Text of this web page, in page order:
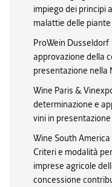
impiego dei principi
malattie delle
ProWein
approvazione della
presentazione nella
Wine Paris &
determinazione e
vini in
Wine South
Criteri e modalità
imprese agricole
concessione